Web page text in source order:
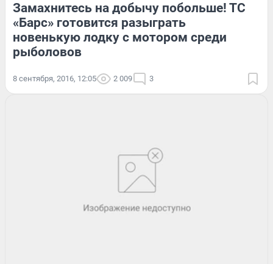
Замахнитесь на добычу побольше! ТС
«Барс» готовится разыграть
новенькую лодку с мотором среди
рыболовов
8 сентября, 2016, 12:05 2 009 3